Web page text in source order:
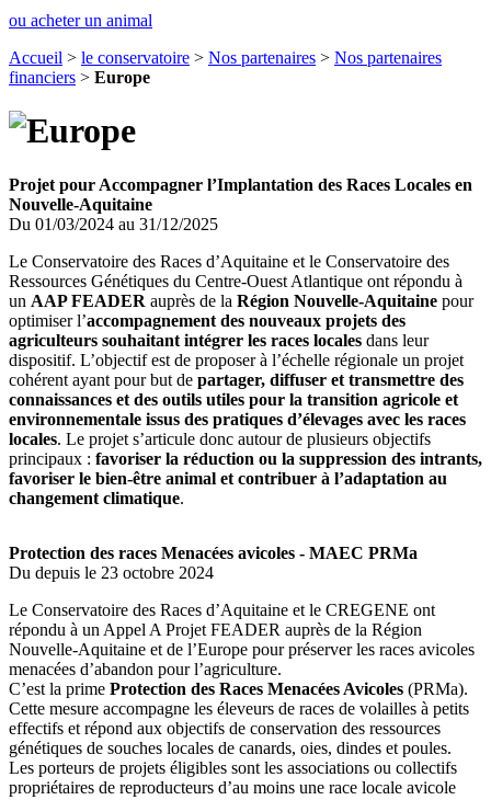
ou acheter un animal
Accueil > le conservatoire > Nos partenaires > Nos partenaires
financiers > Europe
Projet pour Accompagner l’Implantation des Races Locales en
Nouvelle-Aquitaine
Du 01/03/2024 au 31/12/2025
Le Conservatoire des Races d’Aquitaine et le Conservatoire des
Ressources Génétiques du Centre-Ouest Atlantique ont répondu à
un AAP FEADER auprès de la Région Nouvelle-Aquitaine pour
optimiser l’accompagnement des nouveaux projets des
agriculteurs souhaitant intégrer les races locales dans leur
dispositif. L’objectif est de proposer à l’échelle régionale un projet
cohérent ayant pour but de partager, diffuser et transmettre des
connaissances et des outils utiles pour la transition agricole et
environnementale issus des pratiques d’élevages avec les races
locales. Le projet s’articule donc autour de plusieurs objectifs
principaux : favoriser la réduction ou la suppression des intrants,
favoriser le bien-être animal et contribuer à l’adaptation au
changement climatique.
Protection des races Menacées avicoles - MAEC PRMa
Du depuis le 23 octobre 2024
Le Conservatoire des Races d’Aquitaine et le CREGENE ont
répondu à un Appel A Projet FEADER auprès de la Région
Nouvelle-Aquitaine et de l’Europe pour préserver les races avicoles
menacées d’abandon pour l’agriculture.
C’est la prime Protection des Races Menacées Avicoles (PRMa).
Cette mesure accompagne les éleveurs de races de volailles à petits
effectifs et répond aux objectifs de conservation des ressources
génétiques de souches locales de canards, oies, dindes et poules.
Les porteurs de projets éligibles sont les associations ou collectifs
propriétaires de reproducteurs d’au moins une race locale avicole